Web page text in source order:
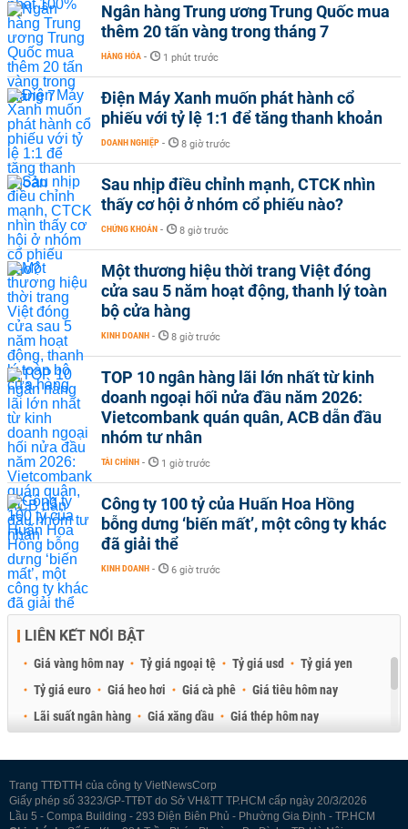
Ngân hàng Trung ương Trung Quốc mua
thêm 20 tấn vàng trong tháng 7
HÀNG HÓA - 1 phút trước
Điện Máy Xanh muốn phát hành cổ
phiếu với tỷ lệ 1:1 để tăng thanh khoản
DOANH NGHIỆP - 8 giờ trước
Sau nhịp điều chỉnh mạnh, CTCK nhìn
thấy cơ hội ở nhóm cổ phiếu nào?
CHỨNG KHOÁN - 8 giờ trước
Một thương hiệu thời trang Việt đóng
cửa sau 5 năm hoạt động, thanh lý toàn
bộ cửa hàng
KINH DOANH - 8 giờ trước
TOP 10 ngân hàng lãi lớn nhất từ kinh
doanh ngoại hối nửa đầu năm 2026:
Vietcombank quán quân, ACB dẫn đầu
nhóm tư nhân
TÀI CHÍNH - 1 giờ trước
Công ty 100 tỷ của Huấn Hoa Hồng
bỗng dưng ‘biến mất’, một công ty khác
đã giải thể
KINH DOANH - 6 giờ trước
LIÊN KẾT NỔI BẬT
Giá vàng hôm nay Tỷ giá ngoại tệ Tỷ giá usd
Tỷ giá yen
Tỷ giá euro
Giá heo hơi Giá cà phê
Giá tiêu hôm nay
Lãi suất ngân hàng
Giá xăng dầu
Giá thép hôm nay
Trang TTĐTTH của công ty VietNewsCorp
Giấy phép số 3323/GP-TTĐT do Sở VH&TT TP.HCM cấp ngày 20/3/2026
Lầu 5 - Compa Building - 293 Điện Biên Phủ - Phường Gia Định - TP.HCM